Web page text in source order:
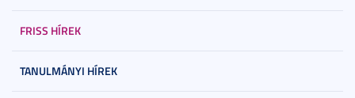
FRISS HÍREK
TANULMÁNYI HÍREK